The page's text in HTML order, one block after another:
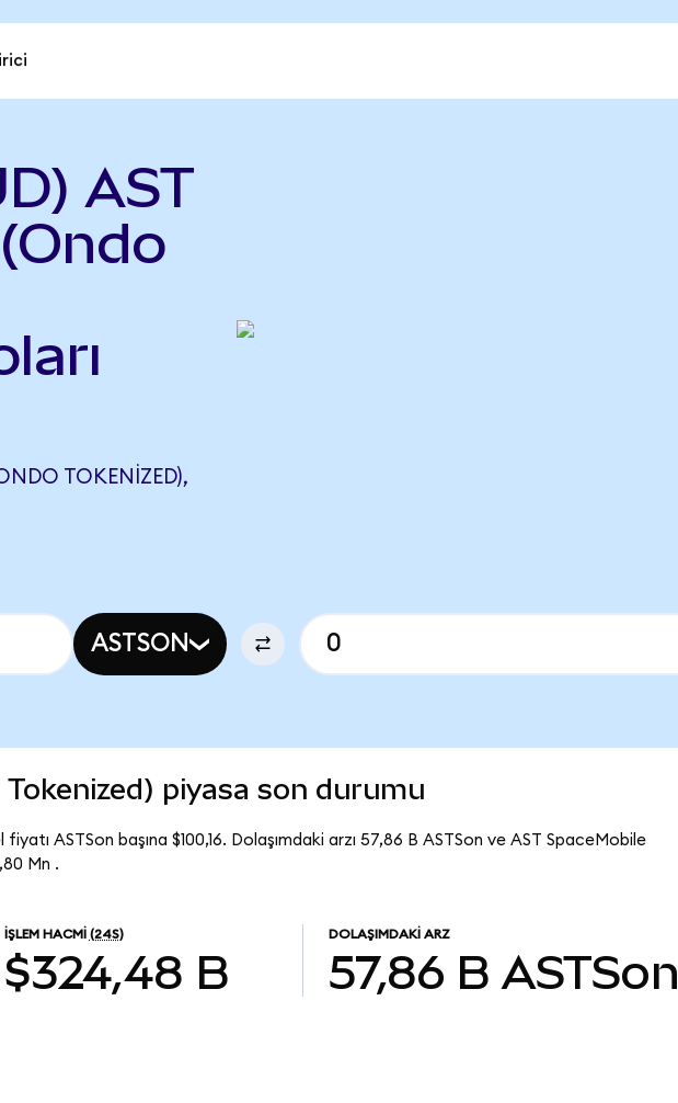
AST
TOKENIZED),
ASTSON
piyasa son durumu
ASTSon başına $100,16. Dolaşımdaki arzı 57,86 B ASTSon ve AST SpaceMobile
Mn .
İŞLEM HACMI (24S)
$324,48 B
DOLAŞIMDAKI ARZ
57,86 B ASTSon